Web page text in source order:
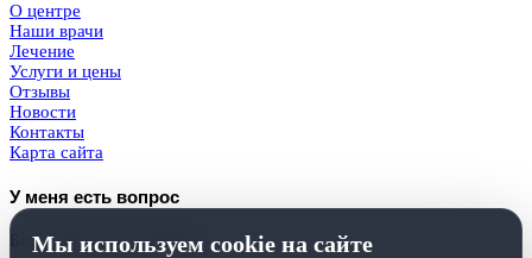
О центре
Наши врачи
Лечение
Услуги и цены
Отзывы
Новости
Контакты
Карта сайта
У меня есть вопрос
Бесплатная консультация
Мы используем cookie на сайте